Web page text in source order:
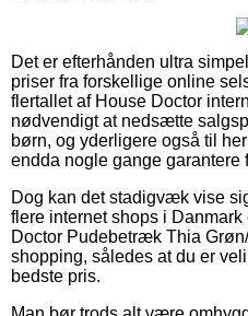
Det er efterhånden ultra
priser fra forskellige online
flertallet af House Doctor
nødvendigt at nedsætte
børn, og yderligere også til
endda nogle gange garantere
Dog kan det stadigvæk vise
flere internet shops i
Doctor Pudebetræk Thia
shopping, således at du er
bedste pris.